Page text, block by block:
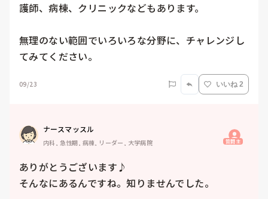
護師、病棟、クリニックなどもあります。
無理のない範囲でいろいろな分野に、チャレンジし
てみてください。
09/23 いいね 2
ナースマッスル
内科, 急性期, 病棟, リーダー, 大学病院 質問主
ありがとうございます♪
そんなにあるんですね。知りませんでした。